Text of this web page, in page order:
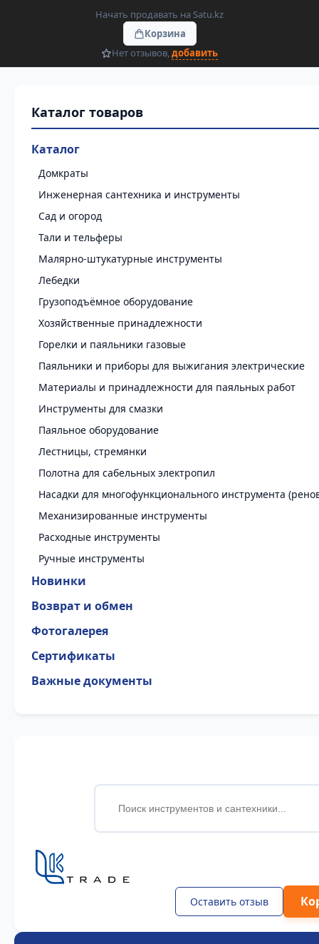
Начать продавать на Satu.kz
Корзина
Нет отзывов,добавить
Каталог
Домкраты
Инженерная сантехника и инструменты
Сад и огород
Тали и тельферы
Малярно-штукатурные инструменты
Лебедки
Грузоподъёмное оборудование
Хозяйственные принадлежности
Горелки и паяльники газовые
Паяльники и приборы для выжигания электрические
Материалы и принадлежности для паяльных работ
Инструменты для смазки
Паяльное оборудование
Лестницы, стремянки
Полотна для сабельных электропил
Насадки для многофункционального инструмента
Механизированные инструменты
Расходные инструменты
Ручные инструменты
Новинки
Возврат и обмен
Фотогалерея
Сертификаты
Важные документы
Оставить отзыв